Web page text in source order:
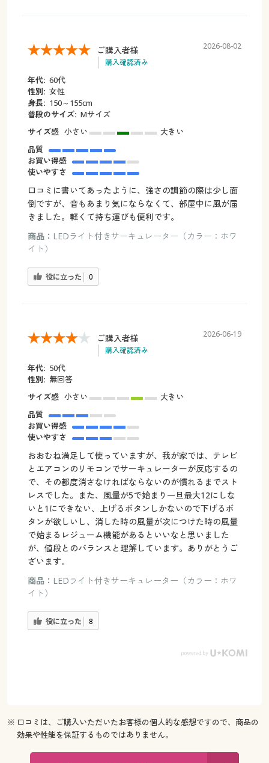
ご購入者様
購入確認済み
2026-08-02
年代: 60代
性別: 女性
身長: 150～155cm
普段のサイズ: Mサイズ
サイズ感 小さい
大きい
品質
お買い得感
使いやすさ
口コミに書いてあったように、強さの調節の際は少し面
倒ですが、音もあまり気にならなくて、部屋中に風が届
きました。軽くて持ち運びも便利です。
商品： LEDライト付きサーキュレーター（カラー：ホワ
イト）
役に立った 0
ご購入者様
購入確認済み
2026-06-19
年代: 50代
性別: 無回答
サイズ感 小さい
大きい
品質
お買い得感
使いやすさ
おおむね満足して使っていますが、我が家では、テレビ
とエアコンのリモコンでサーキュレーターが反応するの
で、その都度消さなければならないのが慣れるまでスト
レスでした。また、風量が5で始まり一旦最大12にしな
いと1にできない、上げるボタンしかないので下げるボ
タンが欲しいし、消した時の風量が次につけた時の風量
で始まるレジューム機能があるといいなと思いました
が、値段とのバランスと理解しています。ありがとうご
ざいます。
商品： LEDライト付きサーキュレーター（カラー：ホワ
イト）
役に立った 8
※ 口コミは、ご購入いただいたお客様の個人的な感想ですので、商品の
効果や性能を保証するものではありません。